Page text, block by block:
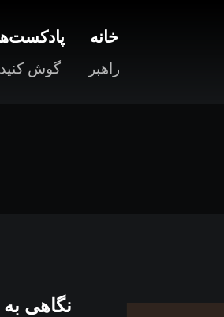
خانه
راهبر گوش کنید
نگاهی